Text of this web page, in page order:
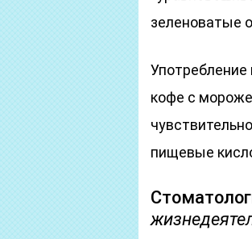
зеленоватые
Употребление
кофе с
пищевые